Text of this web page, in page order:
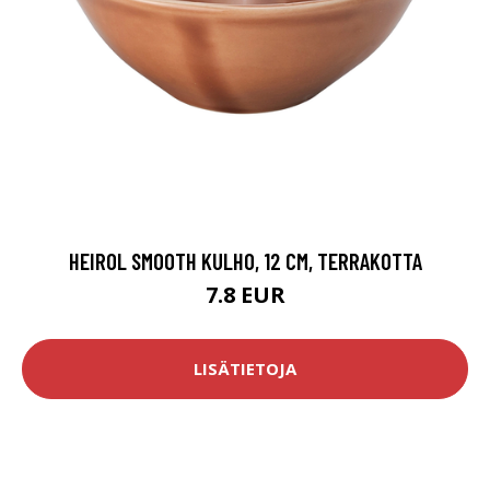
HEIROL SMOOTH KULHO, 12 CM, TERRAKOTTA
7.8 EUR
LISÄTIETOJA